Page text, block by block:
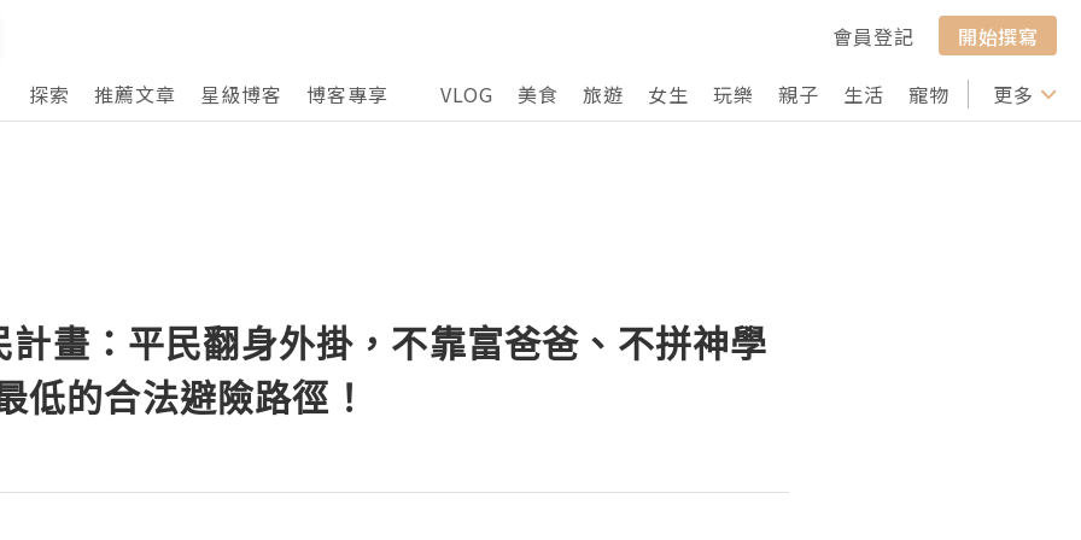
會員登記
開始撰寫
探索
推薦文章 星級博客 博客專享 VLOG 美食 旅遊 女生 玩樂 親子 生活 寵物 行山 打卡
更多
畫：平民翻身外掛，不靠富爸爸、不拼神學
低的合法避險路徑！